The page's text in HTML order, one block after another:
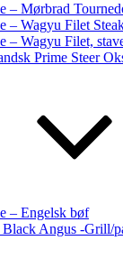
– Mørbrad
– Wagyu Filet
– Wagyu Filet,
Prime Steer
– Engelsk bøf
Angus -Grill/